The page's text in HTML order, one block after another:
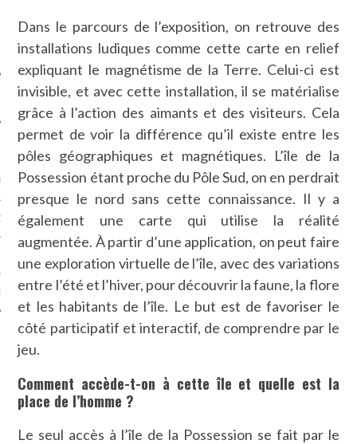
CARAVELLE
CARAVELLE
PODCAST
Dans le parcours de l’exposition, on retrouve des
installations ludiques comme cette carte en relief
expliquant le magnétisme de la Terre. Celui-ci est
invisible, et avec cette installation, il se matérialise
grâce à l’action des aimants et des visiteurs. Cela
permet de voir la différence qu’il existe entre les
pôles géographiques et magnétiques. L’île de la
Possession étant proche du Pôle Sud, on en perdrait
presque le nord sans cette connaissance. Il y a
également une carte qui utilise la réalité
augmentée. À partir d’une application, on peut faire
une exploration virtuelle de l’île, avec des variations
entre l’été et l’hiver, pour découvrir la faune, la flore
et les habitants de l’île. Le but est de favoriser le
côté participatif et interactif, de comprendre par le
jeu.
Comment accède-t-on à cette île et quelle est la
place de l’homme ?
Le seul accès à l’île de la Possession se fait par le